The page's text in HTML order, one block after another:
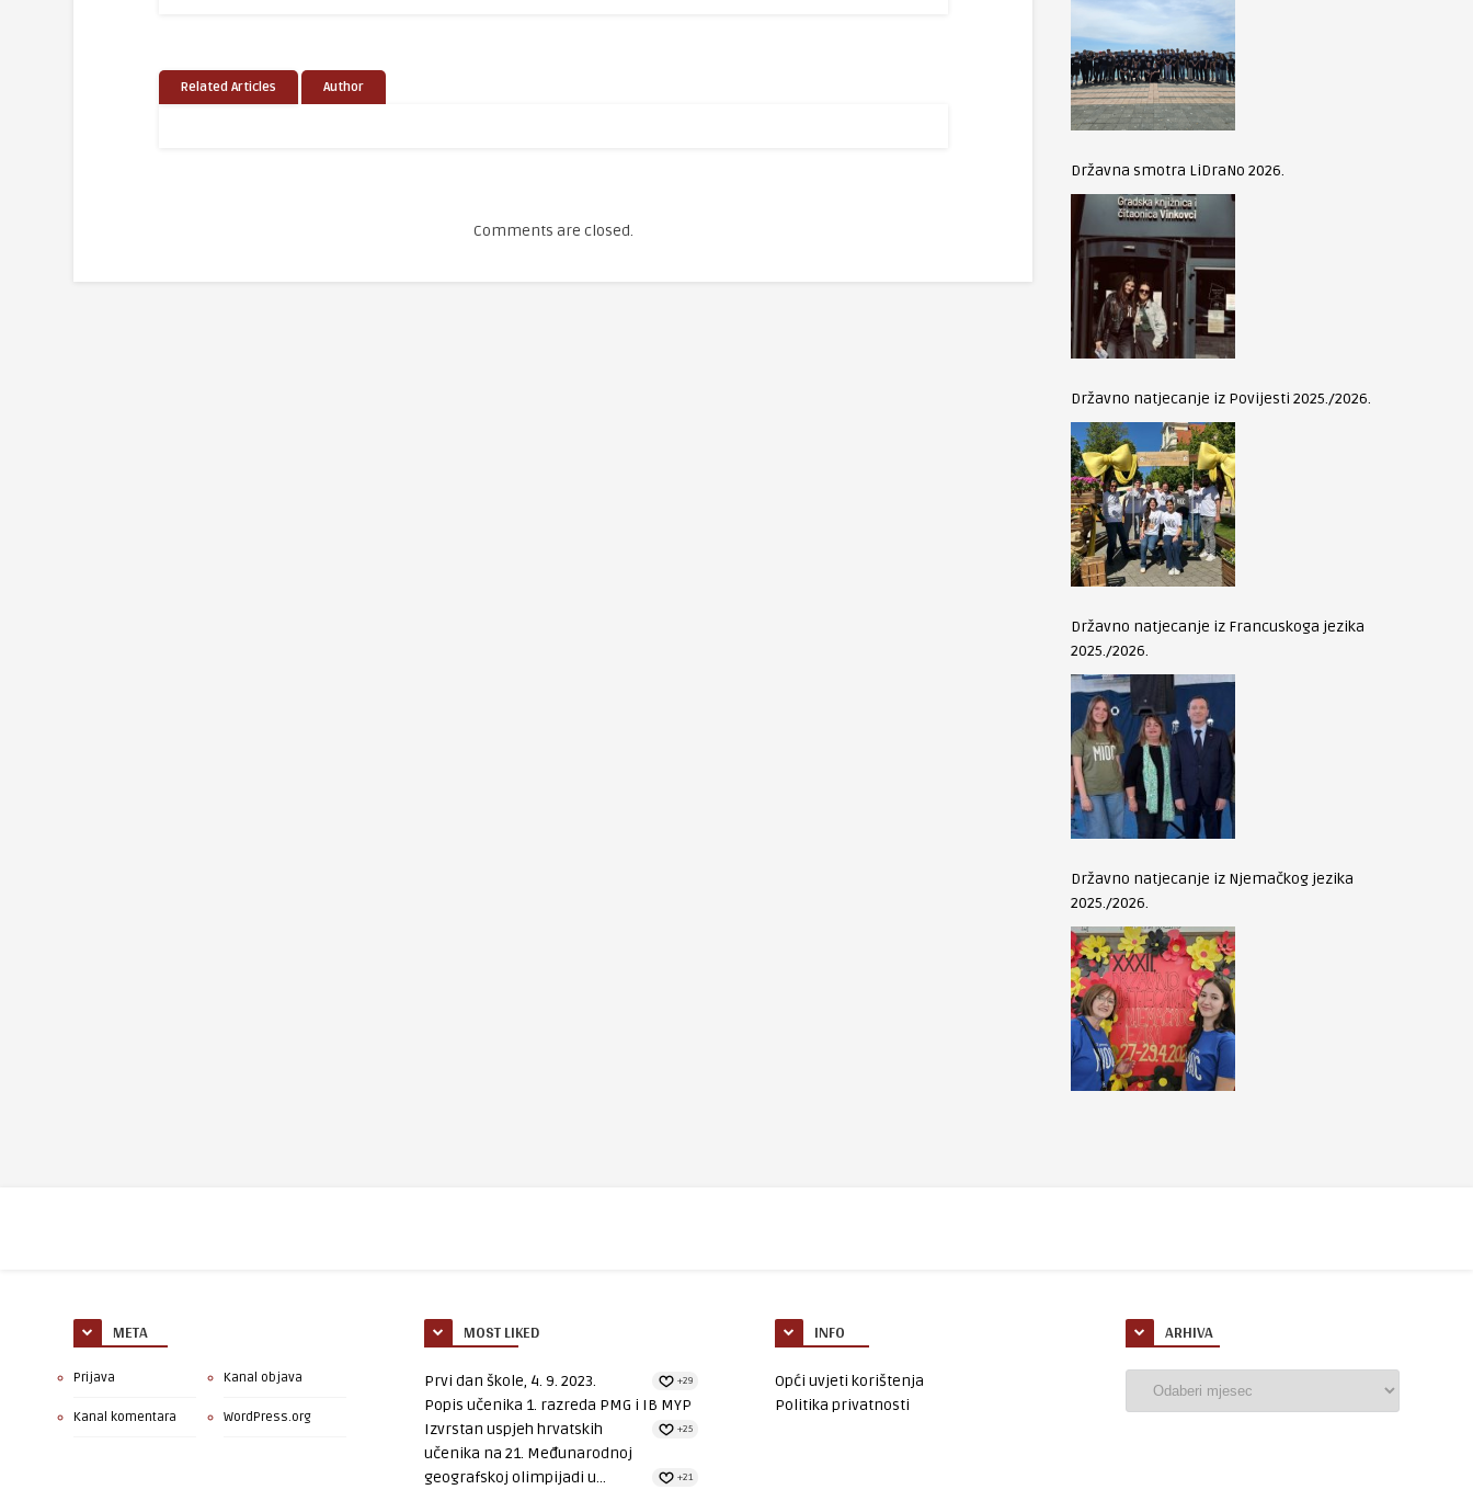
Related Articles Author
Comments are closed.
Državna smotra LiDraNo 2026.
Državno natjecanje iz Povijesti 2025./2026.
Državno natjecanje iz Francuskoga jezika
2025./2026.
Državno natjecanje iz Njemačkog jezika
2025./2026.
META
Prijava Kanal objava
Kanal komentara WordPress.org
MOST LIKED
Prvi dan škole, 4. 9. 2023. +29
Popis učenika 1. razreda PMG i IB MYP
+25
Izvrstan uspjeh hrvatskih
učenika na 21. Međunarodnoj
geografskoj olimpijadi u...
+21
INFO
Opći uvjeti korištenja
Politika privatnosti
ARHIVA